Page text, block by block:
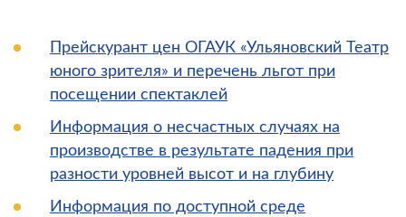
Прейскурант цен ОГАУК «Ульяновский Театр
юного зрителя» и перечень льгот при
посещении спектаклей
Информация о несчастных случаях на
производстве в результате падения при
разности уровней высот и на глубину
Информация по доступной среде